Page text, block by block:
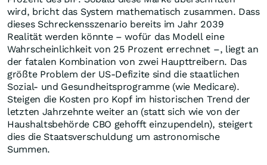
wird, bricht das System mathematisch zusammen. Dass
dieses Schreckensszenario bereits im Jahr 2039
Realität werden könnte – wofür das Modell eine
Wahrscheinlichkeit von 25 Prozent errechnet –, liegt an
der fatalen Kombination von zwei Haupttreibern. Das
größte Problem der US-Defizite sind die staatlichen
Sozial- und Gesundheitsprogramme (wie Medicare).
Steigen die Kosten pro Kopf im historischen Trend der
letzten Jahrzehnte weiter an (statt sich wie von der
Haushaltsbehörde CBO gehofft einzupendeln), steigert
dies die Staatsverschuldung um astronomische
Summen.